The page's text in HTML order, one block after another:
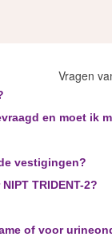
Vragen
en moet ik
vestigingen?
TRIDENT-2?
of voor